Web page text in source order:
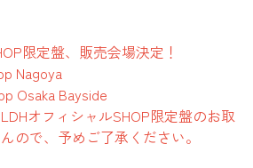
限定盤、販売会場決定！
Nagoya
Osaka Bayside
オフィシャルSHOP限定盤のお取
ので、予めご了承ください。